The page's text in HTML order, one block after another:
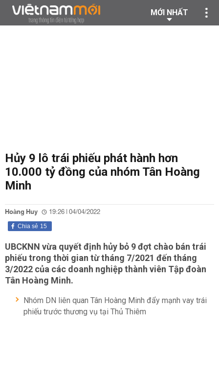
MỚI NHẤT
Hủy 9 lô trái phiếu phát hành hơn
10.000 tỷ đồng của nhóm Tân Hoàng
Minh
Hoàng Huy 19:26 | 04/04/2022
15
Chia sẻ
UBCKNN vừa quyết định hủy bỏ 9 đợt chào bán trái
phiếu trong thời gian từ tháng 7/2021 đến tháng
3/2022 của các doanh nghiệp thành viên Tập đoàn
Tân Hoàng Minh.
Nhóm DN liên quan Tân Hoàng Minh đẩy mạnh vay trái
phiếu trước thương vụ tại Thủ Thiêm